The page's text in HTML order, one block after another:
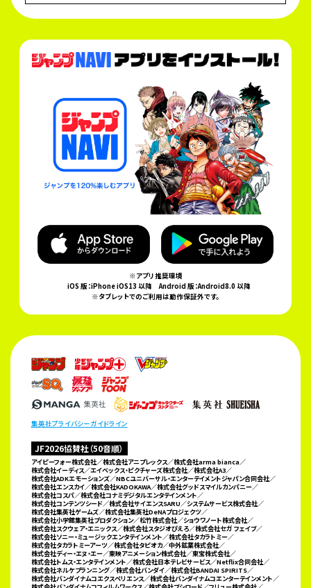
※アプリ推奨環境
iOS 版：iPhone iOS13 以降Android 版：Android8.0 以降
※タブレットでのご利用は動作保証外です。
集英社プライバシーガイドライン
JF2026協賛社（50音順）
アイピーフォー株式会社／株式会社アニプレックス／株式会社arma bianca／
株式会社イーディス／エイベックス・ピクチャーズ株式会社／株式会社A3／
株式会社ADKエモーションズ／NBCユニバーサル・エンターテイメントジャパン合同会社／
株式会社エンスカイ／株式会社KADOKAWA／株式会社グッドスマイルカンパニー／
株式会社コスパ／株式会社コナミデジタルエンタテインメント／
株式会社コンテンツシード／株式会社サイエンスSARU／システムサービス株式会社／
株式会社集英社ゲームズ／株式会社集英社DeNAプロジェクツ／
株式会社小学館集英社プロダクション／松竹株式会社／ショウワノート株式会社／
株式会社スクウェア・エニックス／株式会社スタジオぴえろ／株式会社セガ フェイブ／
株式会社ソニー・ミュージックエンタテインメント／株式会社タカラトミー／
株式会社タカラトミーアーツ／株式会社タピオカ／中外鉱業株式会社／
株式会社ディー・エヌ・エー／東映アニメーション株式会社／東宝株式会社／
株式会社トムス・エンタテインメント／株式会社日本テレビサービス／Netflix合同会社／
株式会社ネルケプランニング／株式会社バンダイ／株式会社BANDAI SPIRITS／
株式会社バンダイナムコエクスペリエンス／株式会社バンダイナムコエンターテインメント／